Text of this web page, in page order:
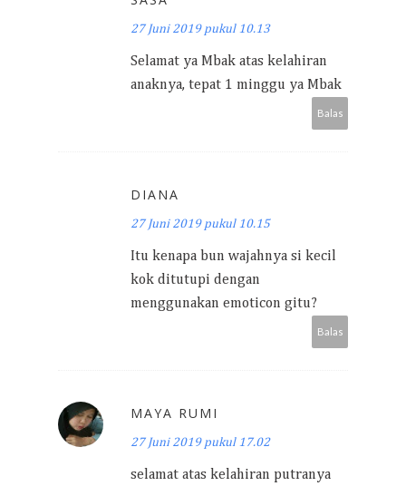
27 Juni 2019 pukul 10.13
Selamat ya Mbak atas kelahiran
anaknya, tepat 1 minggu ya Mbak
Balas
DIANA
27 Juni 2019 pukul 10.15
Itu kenapa bun wajahnya si kecil
kok ditutupi dengan
menggunakan emoticon gitu?
Balas
MAYA RUMI
27 Juni 2019 pukul 17.02
selamat atas kelahiran putranya